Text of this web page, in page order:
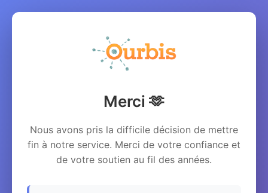
Merci 🫶
Nous avons pris la difficile décision de mettre
fin à notre service. Merci de votre confiance et
de votre soutien au fil des années.